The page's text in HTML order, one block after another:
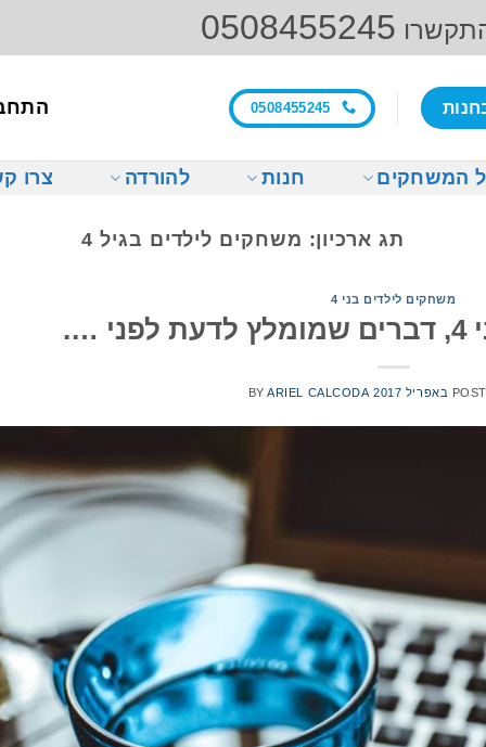
0508455245
0508455245
המשחקים חנות להורדה צרו
תג ארכיון: משחקים לילדים בגיל 4
משחקים לילדים בני 4
….
BYARIEL CALCODA